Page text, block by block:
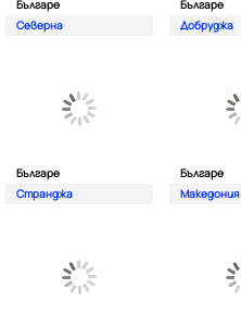
Българе
Северна
Българе
Добруджа
Българе
Странджа
Българе
Македония